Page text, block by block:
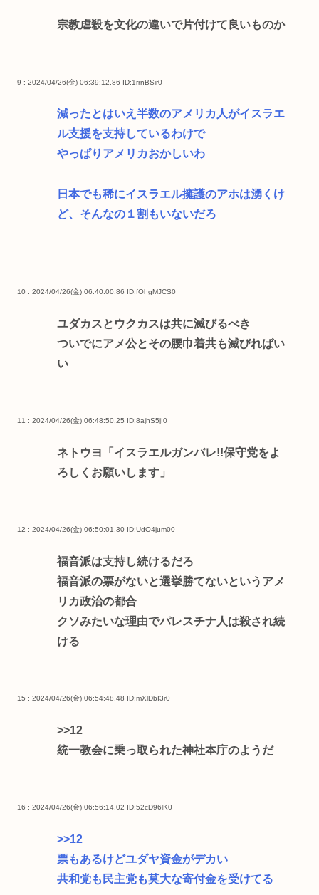
宗教虐殺を文化の違いで片付けて良いものか
9 : 2024/04/26(金) 06:39:12.86 ID:1rrnBSir0
減ったとはいえ半数のアメリカ人がイスラエ
ル支援を支持しているわけで
やっぱりアメリカおかしいわ
日本でも稀にイスラエル擁護のアホは湧くけ
ど、そんなの１割もいないだろ
10 : 2024/04/26(金) 06:40:00.86 ID:fOhgMJCS0
ユダカスとウクカスは共に滅びるべき
ついでにアメ公とその腰巾着共も滅びればい
い
11 : 2024/04/26(金) 06:48:50.25 ID:8ajhS5jI0
ネトウヨ「イスラエルガンバレ!!保守党をよ
ろしくお願いします」
12 : 2024/04/26(金) 06:50:01.30 ID:UdO4jum00
福音派は支持し続けるだろ
福音派の票がないと選挙勝てないというアメ
リカ政治の都合
クソみたいな理由でパレスチナ人は殺され続
ける
15 : 2024/04/26(金) 06:54:48.48 ID:mXlDbI3r0
>>12
統一教会に乗っ取られた神社本庁のようだ
16 : 2024/04/26(金) 06:56:14.02 ID:52cD96lK0
>>12
票もあるけどユダヤ資金がデカい
共和党も民主党も莫大な寄付金を受けてる